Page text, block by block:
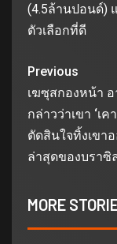
(4.5ล้านปอนด์)
ตัวเลือกที่ดี
Previous
เฆซุสกองหน้า อ
กล่าวว่าเขา ‘เค
ตัดสินใจทิ้งเขา
ล่าสุดของบราซิ
MORE